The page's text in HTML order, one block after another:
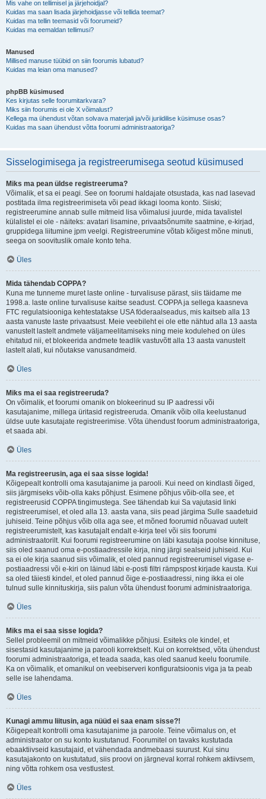
Mis vahe on tellimisel ja järjehoidjal?
Kuidas ma saan lisada järjehoidjasse või tellida teemat?
Kuidas ma tellin teemasid või foorumeid?
Kuidas ma eemaldan tellimusi?
Manused
Millised manuse tüübid on siin foorumis lubatud?
Kuidas ma leian oma manused?
phpBB küsimused
Kes kirjutas selle foorumitarkvara?
Miks siin foorumis ei ole X võimalust?
Kellega ma ühendust võtan solvava materjali ja/või juriidilise küsimuse osas?
Kuidas ma saan ühendust võtta foorumi administraatoriga?
Sisselogimisega ja registreerumisega seotud küsimused
Miks ma pean üldse registreeruma?
Võimalik, et sa ei peagi. See on foorumi haldajate otsustada, kas nad lasevad
postitada ilma registreerimiseta või pead ikkagi looma konto. Siiski;
registreerumine annab sulle mitmeid lisa võimalusi juurde, mida tavalistel
külalistel ei ole - näiteks: avatari lisamine, privaatsõnumite saatmine, e-kirjad,
gruppidega liitumine jpm veelgi. Registreerumine võtab kõigest mõne minuti,
seega on soovituslik omale konto teha.
Üles
Mida tähendab COPPA?
Kuna me tunneme muret laste online - turvalisuse pärast, siis täidame me
1998.a. laste online turvalisuse kaitse seadust. COPPA ja sellega kaasneva
FTC regulatsiooniga kehtestatakse USA föderaalseadus, mis kaitseb alla 13
aasta vanuste laste privaatsust. Meie veebileht ei ole ette nähtud alla 13 aasta
vanustelt lastelt andmete väljameelitamiseks ning meie kodulehed on üles
ehitatud nii, et blokeerida andmete teadlik vastuvõtt alla 13 aasta vanustelt
lastelt alati, kui nõutakse vanusandmeid.
Üles
Miks ma ei saa registreeruda?
On võimalik, et foorumi omanik on blokeerinud su IP aadressi või
kasutajanime, millega üritasid registreeruda. Omanik võib olla keelustanud
üldse uute kasutajate registreerimise. Võta ühendust foorum administraatoriga,
et saada abi.
Üles
Ma registreerusin, aga ei saa sisse logida!
Kõigepealt kontrolli oma kasutajanime ja parooli. Kui need on kindlasti õiged,
siis järgmiseks võib-olla kaks põhjust. Esimene põhjus võib-olla see, et
registreerusid COPPA tingimustega. See tähendab kui Sa vajutasid linki
registreerumisel, et oled alla 13. aasta vana, siis pead järgima Sulle saadetuid
juhiseid. Teine põhjus võib olla aga see, et mõned foorumid nõuavad uutelt
registreerumistelt, kas kasutajalt endalt e-kirja teel või siis foorumi
administraatorilt. Kui foorumi registreerumine on läbi kasutaja poolse kinnituse,
siis oled saanud oma e-postiaadressile kirja, ning järgi sealseid juhiseid. Kui
sa ei ole kirja saanud siis võimalik, et oled pannud registreerumisel vigase e-
postiaadressi või e-kiri on läinud läbi e-posti filtri rämpspost kirjade kausta. Kui
sa oled täiesti kindel, et oled pannud õige e-postiaadressi, ning ikka ei ole
tulnud sulle kinnituskirja, siis palun võta ühendust foorumi administraatoriga.
Üles
Miks ma ei saa sisse logida?
Sellel probleemil on mitmeid võimalikke põhjusi. Esiteks ole kindel, et
sisestasid kasutajanime ja parooli korrektselt. Kui on korrektsed, võta ühendust
foorumi administraatoriga, et teada saada, kas oled saanud keelu foorumile.
Ka on võimalik, et omanikul on veebiserveri konfiguratsioonis viga ja ta peab
selle ise lahendama.
Üles
Kunagi ammu liitusin, aga nüüd ei saa enam sisse?!
Kõigepealt kontrolli oma kasutajanime ja paroole. Teine võimalus on, et
administraator on su konto kustutanud. Foorumitel on tavaks kustutada
ebaaktiivseid kasutajaid, et vähendada andmebaasi suurust. Kui sinu
kasutajakonto on kustutatud, siis proovi on järgneval korral rohkem aktiivsem,
ning võtta rohkem osa vestlustest.
Üles